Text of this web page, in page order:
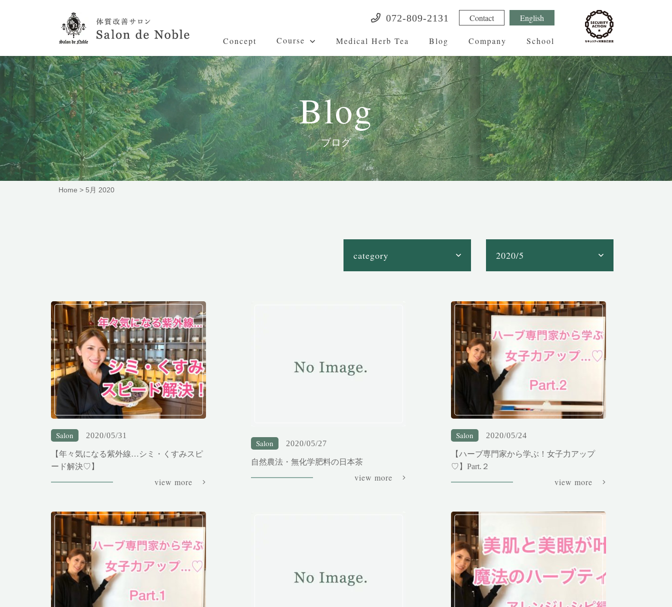
072-809-2131 Contact English
Concept Course Medical Herb Tea Blog Company School
Blog
ブログ
Home > 5月 2020
Salon 2020/05/31
【年々気になる紫外線…シミ・くすみスピ
ード解決♡】
view more
Salon 2020/05/27
自然農法・無化学肥料の日本茶
view more
Salon 2020/05/24
【ハーブ専門家から学ぶ！女子力アップ
♡】Part.２
view more